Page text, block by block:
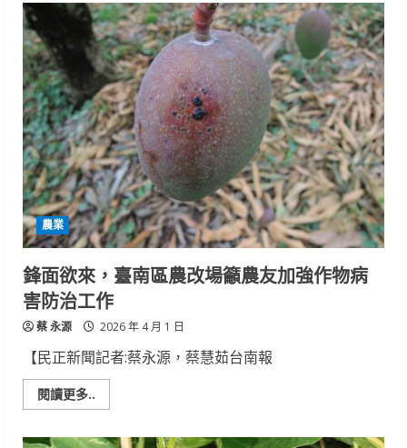
溫
回
升
落
花
生
簇
葉
病
與
草
螟
蛾
危
害
風
險
增
南
改
場
籲
請
農
友
加
田
間
巡
防
農業
鋒面欲來，臺南區農改場籲農友加強作物病
害防治工作
蔡 永源 2026 年 4 月 1 日
【民正新聞記者:蔡永源，蔡慧茹台南報
閱讀更多..
more
面